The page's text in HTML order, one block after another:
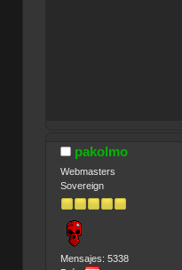
pakolmo
Webmasters
Sovereign
Mensajes: 5338